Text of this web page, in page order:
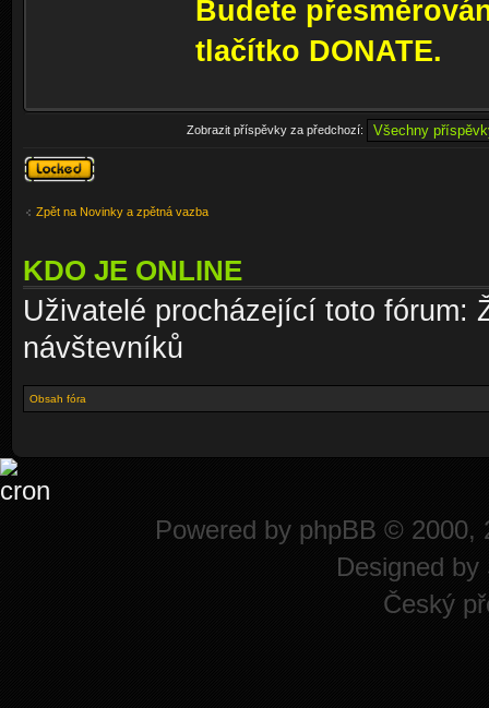
Budete
tlačítko DONATE.
Zobrazit příspěvky za předchozí:
Téma
uzamknuto
Zpět na Novinky a zpětná vazba
KDO JE ONLINE
Uživatelé procházející toto fórum:
návštevníků
Obsah fóra
Powered by phpBB © 2000,
Designed by
Český